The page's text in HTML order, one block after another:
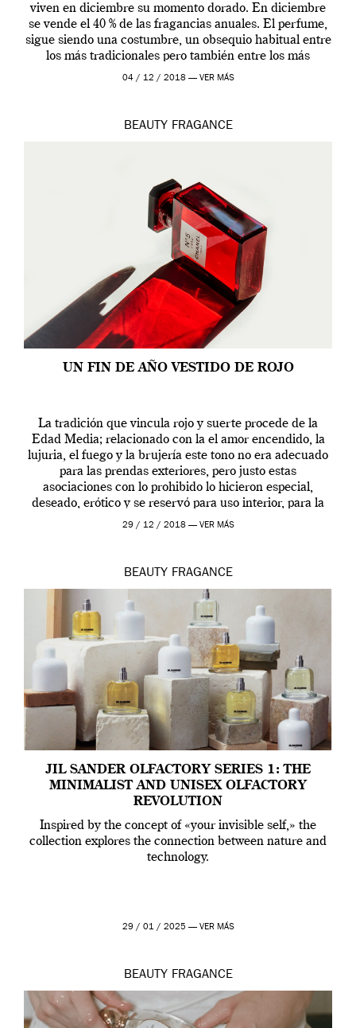
viven en diciembre su momento dorado. En diciembre
se vende el 40 % de las fragancias anuales. El perfume,
sigue siendo una costumbre, un obsequio habitual entre
los más tradicionales pero también entre los más
modernos. Estos días ha […]
04 / 12 / 2018 — VER MÁS
BEAUTY FRAGANCE
UN FIN DE AÑO VESTIDO DE ROJO
La tradición que vincula rojo y suerte procede de la
Edad Media; relacionado con la el amor encendido, la
lujuria, el fuego y la brujería este tono no era adecuado
para las prendas exteriores, pero justo estas
asociaciones con lo prohibido lo hicieron especial,
deseado, erótico y se reservó para uso interior, para la
ropa […]
29 / 12 / 2018 — VER MÁS
BEAUTY FRAGANCE
JIL SANDER OLFACTORY SERIES 1: THE
MINIMALIST AND UNISEX OLFACTORY
REVOLUTION
Inspired by the concept of «your invisible self,» the
collection explores the connection between nature and
technology.
29 / 01 / 2025 — VER MÁS
BEAUTY FRAGANCE